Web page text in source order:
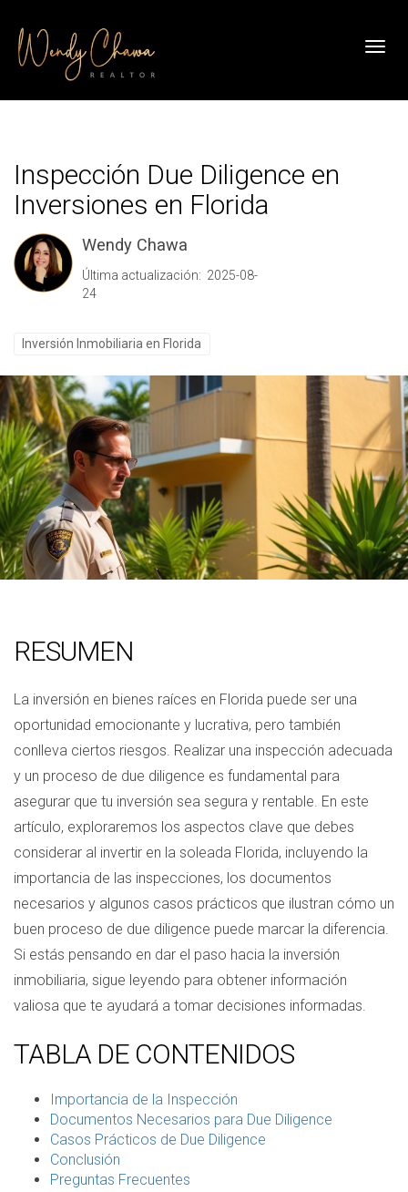
Inspección Due Diligence en
Inversiones en Florida
Wendy Chawa
Última actualización: 2025-08-
24
Inversión Inmobiliaria en Florida
RESUMEN
La inversión en bienes raíces en Florida puede ser una
oportunidad emocionante y lucrativa, pero también
conlleva ciertos riesgos. Realizar una inspección adecuada
y un proceso de due diligence es fundamental para
asegurar que tu inversión sea segura y rentable. En este
artículo, exploraremos los aspectos clave que debes
considerar al invertir en la soleada Florida, incluyendo la
importancia de las inspecciones, los documentos
necesarios y algunos casos prácticos que ilustran cómo un
buen proceso de due diligence puede marcar la diferencia.
Si estás pensando en dar el paso hacia la inversión
inmobiliaria, sigue leyendo para obtener información
valiosa que te ayudará a tomar decisiones informadas.
TABLA DE CONTENIDOS
Importancia de la Inspección
Documentos Necesarios para Due Diligence
Casos Prácticos de Due Diligence
Conclusión
Preguntas Frecuentes